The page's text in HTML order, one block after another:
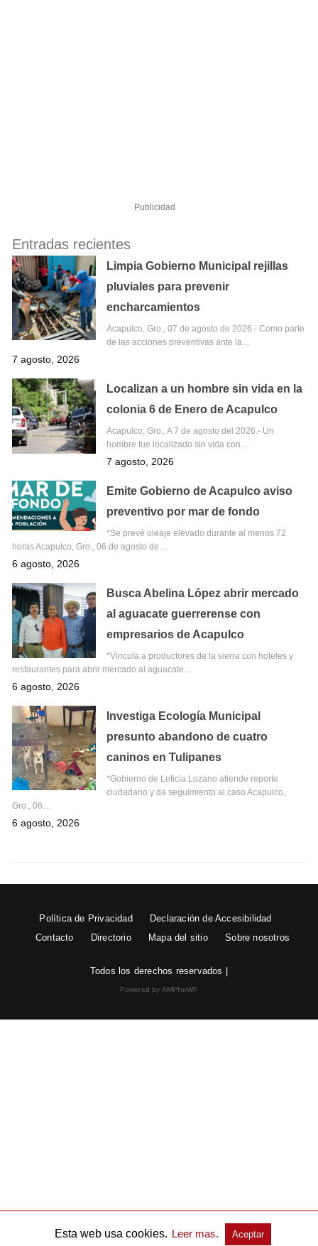
Publicidad
Entradas recientes
Limpia Gobierno Municipal rejillas
pluviales para prevenir
encharcamientos
Acapulco, Gro., 07 de agosto de 2026.- Como parte
de las acciones preventivas ante la…
7 agosto, 2026
Localizan a un hombre sin vida en la
colonia 6 de Enero de Acapulco
Acapulco; Gro,. A 7 de agosto del 2026.- Un
hombre fue localizado sin vida con…
7 agosto, 2026
Emite Gobierno de Acapulco aviso
preventivo por mar de fondo
*Se prevé oleaje elevado durante al menos 72
horas Acapulco, Gro., 06 de agosto de…
6 agosto, 2026
Busca Abelina López abrir mercado
al aguacate guerrerense con
empresarios de Acapulco
*Vincula a productores de la sierra con hoteles y
restaurantes para abrir mercado al aguacate…
6 agosto, 2026
Investiga Ecología Municipal
presunto abandono de cuatro
caninos en Tulipanes
*Gobierno de Leticia Lozano atiende reporte
ciudadano y da seguimiento al caso Acapulco,
Gro., 06…
6 agosto, 2026
Política de Privacidad
Declaración de Accesibilidad
Contacto
Directorio Mapa del sitio Sobre nosotros
Todos los derechos reservados |
Powered by AMPforWP
Esta web usa cookies. Leer mas. Aceptar